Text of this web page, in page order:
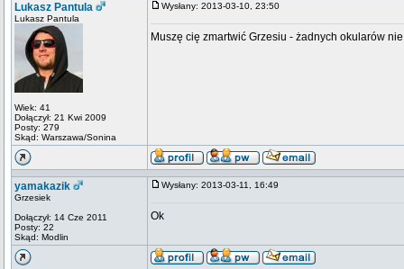
Lukasz Pantula
Lukasz Pantula
Wiek: 41
Dołączył: 21 Kwi 2009
Posty: 279
Skąd: Warszawa/Sonina
Wysłany: 2013-03-10, 23:50
Muszę cię zmartwić Grzesiu - żadnych okularów
yamakazik
Grzesiek
Dołączył: 14 Cze 2011
Posty: 22
Skąd: Modlin
Wysłany: 2013-03-11, 16:49
Ok